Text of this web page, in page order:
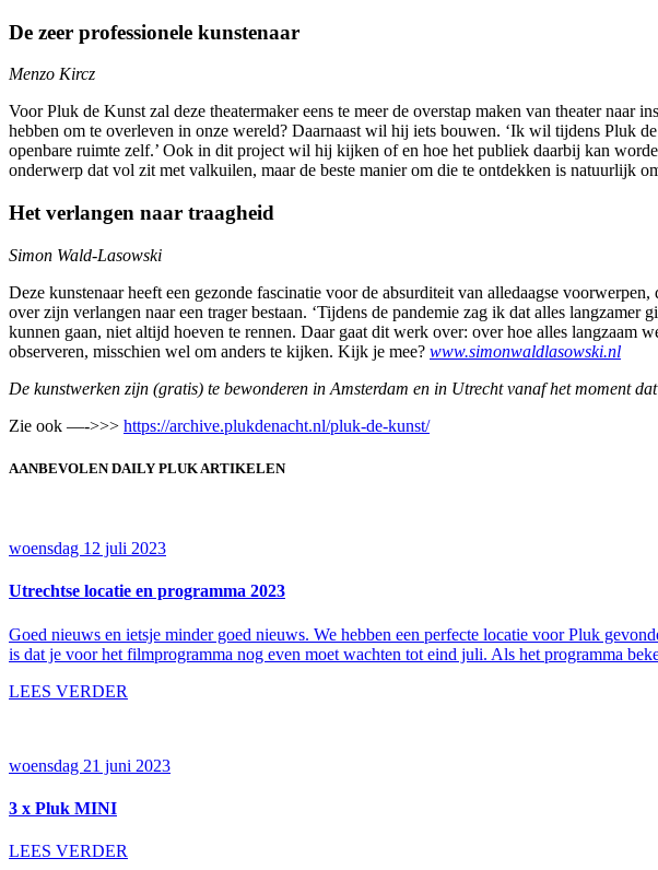
De zeer professionele kunstenaar
Menzo Kircz
Voor Pluk de Kunst zal deze theatermaker eens te meer de overstap maken van theater naar
hebben om te overleven in onze wereld? Daarnaast wil hij iets bouwen. ‘Ik wil tijdens Pluk
openbare ruimte zelf.’ Ook in dit project wil hij kijken of en hoe het publiek daarbij kan
onderwerp dat vol zit met valkuilen, maar de beste manier om die te ontdekken is natuurlijk
Het verlangen naar traagheid
Simon Wald-Lasowski
Deze kunstenaar heeft een gezonde fascinatie voor de absurditeit van alledaagse
over zijn verlangen naar een trager bestaan. ‘Tijdens de pandemie zag ik dat alles
kunnen gaan, niet altijd hoeven te rennen. Daar gaat dit werk over: over hoe alles
observeren, misschien wel om anders te kijken. Kijk je mee? www.simonwaldlasowski.nl
De kunstwerken zijn (gratis) te bewonderen in Amsterdam en in Utrecht vanaf het moment
Zie ook —->>> https://archive.plukdenacht.nl/pluk-de-kunst/
AANBEVOLEN DAILY PLUK ARTIKELEN
woensdag 12 juli 2023
Utrechtse locatie en programma 2023
Goed nieuws en ietsje minder goed nieuws. We hebben een perfecte locatie voor Pluk
is dat je voor het filmprogramma nog even moet wachten tot eind juli. Als het programma
LEES VERDER
woensdag 21 juni 2023
3 x Pluk MINI
LEES VERDER